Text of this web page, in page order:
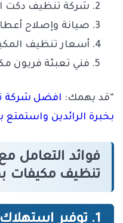
شركة تنظيف دكت
صيانة وإصلاح
أسعار تنظيف
فني تعبئة فريون
“قد يهمك: افضل شركة
بخبرة الرائدين
فوائد التعامل
تنظيف مكيفات
1. توفير استهلاك الطاقة الكهربائية